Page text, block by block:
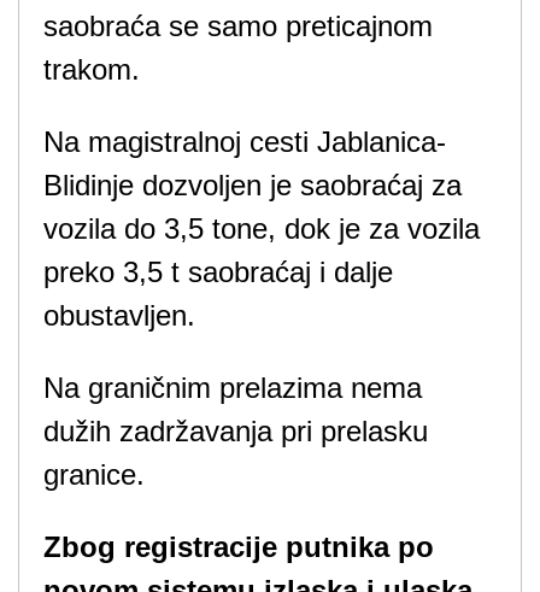
saobraća se samo preticajnom
trakom.
Na magistralnoj cesti Jablanica-
Blidinje dozvoljen je saobraćaj za
vozila do 3,5 tone, dok je za vozila
preko 3,5 t saobraćaj i dalje
obustavljen.
Na graničnim prelazima nema
dužih zadržavanja pri prelasku
granice.
Zbog registracije putnika po